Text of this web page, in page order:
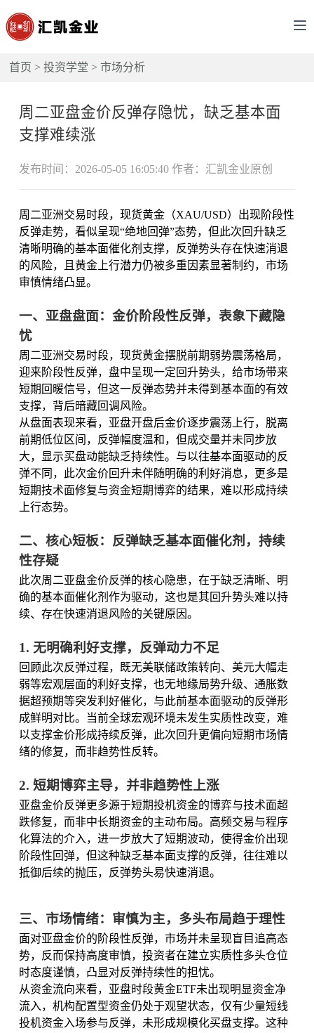
首页 >投资学堂 >市场分析
周二亚盘金价反弹存隐忧，缺乏基本面
支撑难续涨
发布时间：2026-05-05 16:05:40 作者：汇凯金业原创
周二亚洲交易时段，现货黄金（XAU/USD）出现阶段性
反弹走势，看似呈现“绝地回弹”态势，但此次回升缺乏
清晰明确的基本面催化剂支撑，反弹势头存在快速消退
的风险，且黄金上行潜力仍被多重因素显著制约，市场
审慎情绪凸显。
一、亚盘盘面：金价阶段性反弹，表象下藏隐
忧
周二亚洲交易时段，现货黄金摆脱前期弱势震荡格局，
迎来阶段性反弹，盘中呈现一定回升势头，给市场带来
短期回暖信号，但这一反弹态势并未得到基本面的有效
支撑，背后暗藏回调风险。
从盘面表现来看，亚盘开盘后金价逐步震荡上行，脱离
前期低位区间，反弹幅度温和，但成交量并未同步放
大，显示买盘动能缺乏持续性。与以往基本面驱动的反
弹不同，此次金价回升未伴随明确的利好消息，更多是
短期技术面修复与资金短期博弈的结果，难以形成持续
上行态势。
二、核心短板：反弹缺乏基本面催化剂，持续
性存疑
此次周二亚盘金价反弹的核心隐患，在于缺乏清晰、明
确的基本面催化剂作为驱动，这也是其回升势头难以持
续、存在快速消退风险的关键原因。
1. 无明确利好支撑，反弹动力不足
回顾此次反弹过程，既无美联储政策转向、美元大幅走
弱等宏观层面的利好支撑，也无地缘局势升级、通胀数
据超预期等突发利好催化，与此前基本面驱动的反弹形
成鲜明对比。当前全球宏观环境未发生实质性改变，难
以支撑金价形成持续反弹，此次回升更偏向短期市场情
绪的修复，而非趋势性反转。
2. 短期博弈主导，并非趋势性上涨
亚盘金价反弹更多源于短期投机资金的博弈与技术面超
跌修复，而非中长期资金的主动布局。高频交易与程序
化算法的介入，进一步放大了短期波动，使得金价出现
阶段性回弹，但这种缺乏基本面支撑的反弹，往往难以
抵御后续的抛压，反弹势头易快速消退。
三、市场情绪：审慎为主，多头布局趋于理性
面对亚盘金价的阶段性反弹，市场并未呈现盲目追高态
势，反而保持高度审慎，投资者在建立实质性多头仓位
时态度谨慎，凸显对反弹持续性的担忧。
从资金流向来看，亚盘时段黄金ETF未出现明显资金净
流入，机构配置型资金仍处于观望状态，仅有少量短线
投机资金入场参与反弹，未形成规模化买盘支撑。这种